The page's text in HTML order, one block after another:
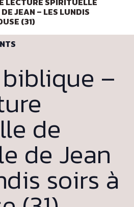
JEAN – LES LUNDIS
(31)
–
de
de Jean
soirs à